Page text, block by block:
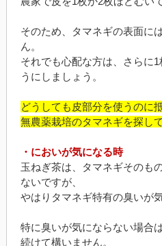
そのため、タマネギの表面に
ん。
それでも心配な方は、さらに
うにしましょう。
どうしても皮部分を使うのに
無農薬栽培のタマネギを探し
・においが気になる時
玉ねぎ茶は、タマネギそのも
ないですが、
やはりタマネギ特有の臭いが
特に臭いが気にならない場合
続けて構いません。